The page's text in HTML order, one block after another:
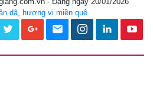
dã, hương vị miền quê